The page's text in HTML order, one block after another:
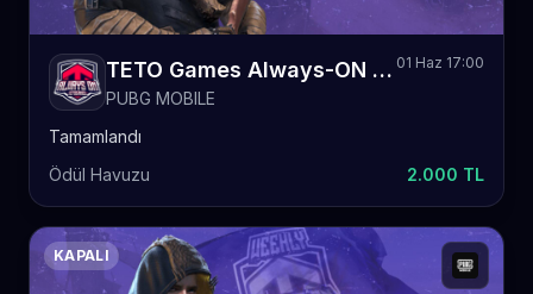
TETO Games Always-ON PUBG Mobile Weekly 79
PUBG MOBILE
01 Haz 17:00
Tamamlandı
Ödül Havuzu
2.000 TL
KAPALI